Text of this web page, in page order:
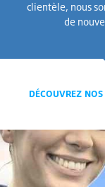
clientèle, nous
de
DÉCOUVREZ